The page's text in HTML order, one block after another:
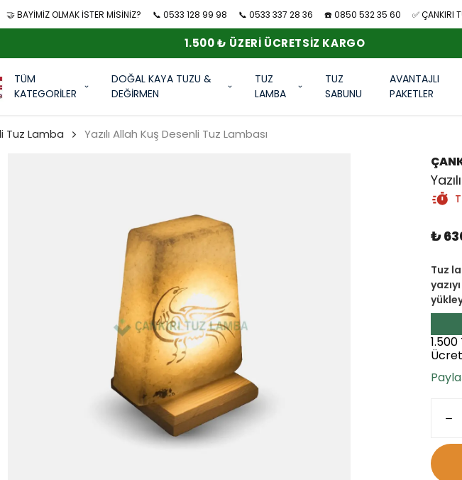
🤝 BAYİMİZ OLMAK İSTER MİSİNİZ? 📞 0533 128 99 98 📞 0533 337 28 36 ☎️ 0850 532 35 60 ✅ ÇANKIRI
1.500 ₺ ÜZERI ÜCRETSIZ KARGO
TÜM
KATEGORİLER
DOĞAL KAYA TUZU &
DEĞİRMEN
TUZ
LAMBA
TUZ
SABUNU
AVANTAJLI
PAKETLER
Tuz Lamba Yazılı Allah Kuş Desenli Tuz Lambası
₺
Tuz